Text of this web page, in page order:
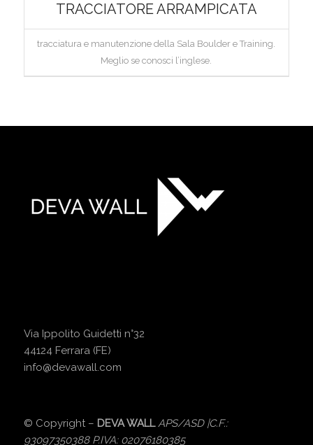
TRACCIATORE ARRAMPICATA
tracciatura e manutenzione della Sala Boulder e Training.
Meglio se conosci l’inglese.
Via Ippolito Guidetti n°32
44124 Ferrara (FE)
info@devawall.com
© Copyright – DEVA WALL APS/ASD |C.F.:
93097350388 P.IVA: 02076180385